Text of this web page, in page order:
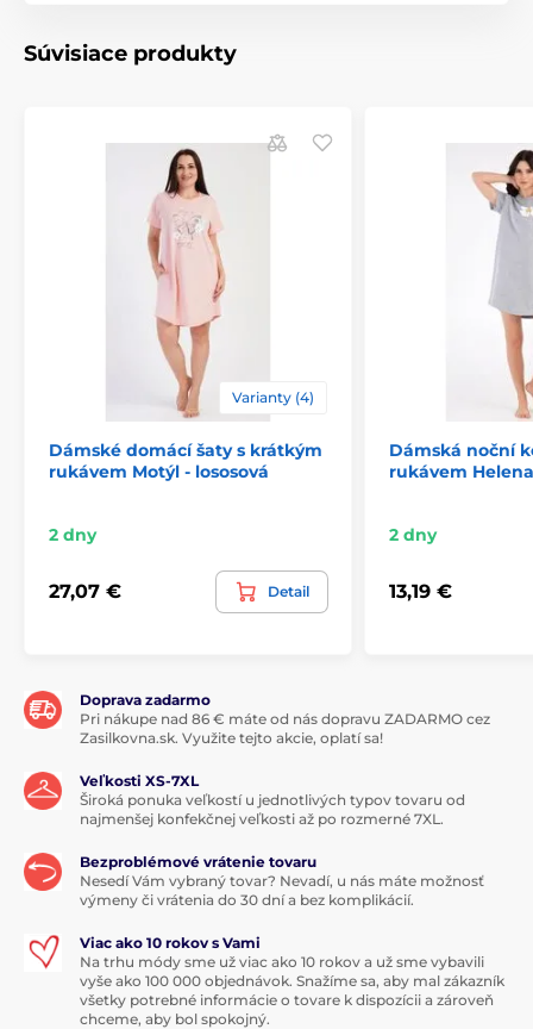
Súvisiace produkty
Varianty (4)
Dámské domácí šaty s krátkým
rukávem Motýl - lososová
2 dny
27,07 € Detail
Dámská noční
rukávem
2 dny
13,19 €
Doprava zadarmo
Pri nákupe nad 86 € máte od nás dopravu ZADARMO cez
Zasilkovna.sk. Využite tejto akcie, oplatí sa!
Veľkosti XS-7XL
Široká ponuka veľkostí u jednotlivých typov tovaru od
najmenšej konfekčnej veľkosti až po rozmerné 7XL.
Bezproblémové vrátenie tovaru
Nesedí Vám vybraný tovar? Nevadí, u nás máte možnosť
výmeny či vrátenia do 30 dní a bez komplikácií.
Viac ako 10 rokov s Vami
Na trhu módy sme už viac ako 10 rokov a už sme vybavili
vyše ako 100 000 objednávok. Snažíme sa, aby mal zákazník
všetky potrebné informácie o tovare k dispozícii a zároveň
chceme, aby bol spokojný.